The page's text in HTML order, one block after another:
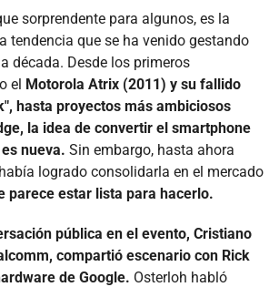
sorprendente para algunos, es la
tendencia que se ha venido gestando
década. Desde los primeros
el Motorola Atrix (2011) y su fallido
hasta proyectos más ambiciosos
la idea de convertir el smartphone
nueva. Sin embargo, hasta ahora
logrado consolidarla en el mercado
parece estar lista para hacerlo.
pública en el evento, Cristiano
compartió escenario con Rick
de Google. Osterloh habló